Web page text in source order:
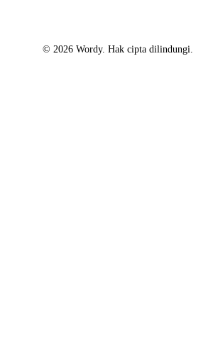
© 2026 Wordy. Hak cipta dilindungi.